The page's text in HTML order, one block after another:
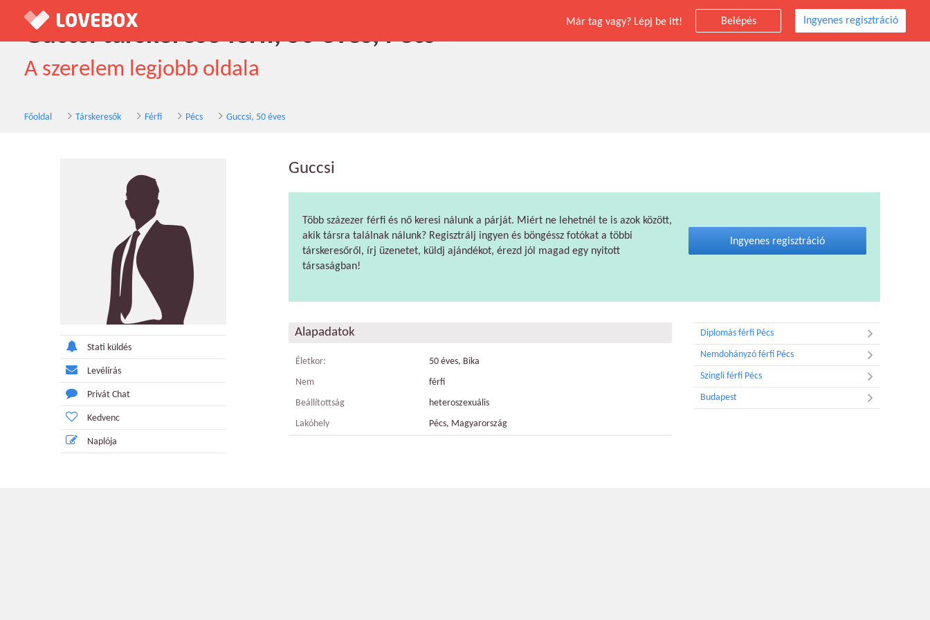
Már tag vagy? Lépj be itt! Belépés Ingyenes regisztráció
Guccsi társkereső férfi, 50 éves, Pécs
A szerelem legjobb oldala
Főoldal Társkeresők Férfi Pécs Guccsi, 50 éves
Stati küldés
Levélírás
Privát Chat
Kedvenc
Naplója
Guccsi
Több százezer férfi és nő keresi nálunk a párját. Miért ne lehetnél te is azok között,
akik társra találnak nálunk? Regisztrálj ingyen és böngéssz fotókat a többi
társkeresőről, írj üzenetet, küldj ajándékot, érezd jól magad egy nyitott
társaságban!
Ingyenes regisztráció
Alapadatok
Életkor:
50 éves, Bika
Nem
férfi
Beállítottság
heteroszexuális
Lakóhely
Pécs, Magyarország
Diplomás férfi Pécs
Nemdohányzó férfi Pécs
Szingli férfi Pécs
Budapest